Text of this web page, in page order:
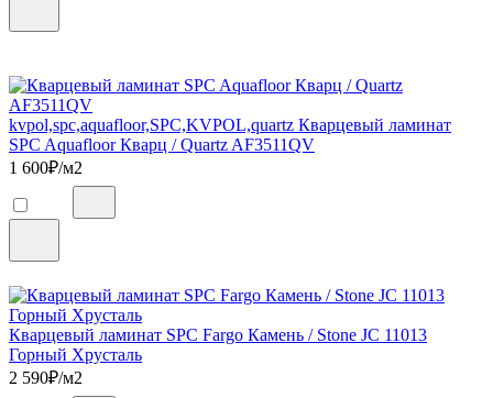
kvpol,spc,aquafloor,SPC,KVPOL,quartz Кварцевый ламинат
SPC Aquafloor Кварц / Quartz AF3511QV
1 600₽/м2
Кварцевый ламинат SPC Fargo Камень / Stone JC 11013
Горный Хрусталь
2 590₽/м2